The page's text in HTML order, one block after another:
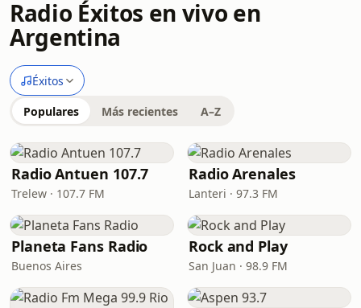
Radio Éxitos en vivo en
Argentina
Éxitos
Populares Más recientes A–Z
Radio Antuen 107.7
Trelew · 107.7 FM
Radio Arenales
Lanteri · 97.3 FM
Planeta Fans Radio
Buenos Aires
Rock and Play
San Juan · 98.9 FM